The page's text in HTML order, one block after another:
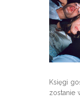
Księgi
zostanie